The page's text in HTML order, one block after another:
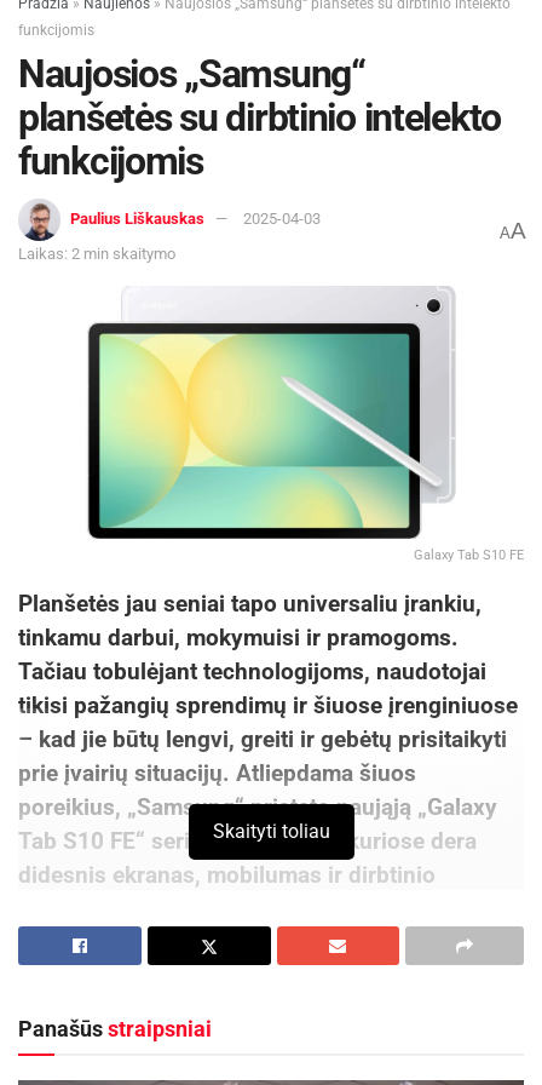
rasite svetainėje
Žymos: M. K. Čiurlionis
Pradžia » Naujienos » Naujosios „Samsung“ planšetės su dirbtinio intelekto
funkcijomis
Naujosios „Samsung“
planšetės su dirbtinio intelekto
funkcijomis
Paulius Liškauskas
2025-04-03
Laikas: 2 min skaitymo
AA
Galaxy Tab S10 FE
Planšetės jau seniai tapo universaliu įrankiu,
tinkamu darbui, mokymuisi ir pramogoms.
Tačiau tobulėjant technologijoms, naudotojai
tikisi pažangių sprendimų ir šiuose įrenginiuose
– kad jie būtų lengvi, greiti ir gebėtų prisitaikyti
prie įvairių situacijų. Atliepdama šiuos
poreikius, „Samsung“ pristato naująją „Galaxy
Tab S10 FE“ seriją – planšetes, kuriose dera
didesnis ekranas, mobilumas ir dirbtinio
Didesnis ekranas
„Galaxy Tab S10 FE+“ turi 13,1 colio įstrižainės
ekraną – didžiausią visoje „Fan Edition“ serijoje,
Skaityti toliau
Panašūsstraipsniai